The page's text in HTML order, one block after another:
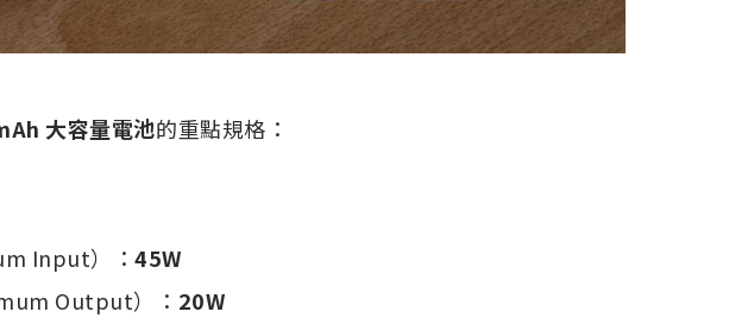
大容量電池的重點規格：
Input）：45W
Output）： 20W